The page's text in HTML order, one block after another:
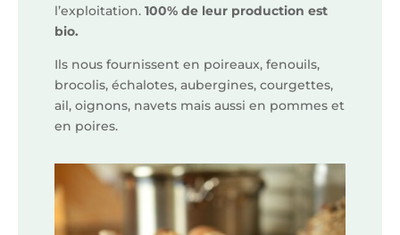
l’exploitation. 100% de leur production est
bio.
Ils nous fournissent en poireaux, fenouils,
brocolis, échalotes, aubergines, courgettes,
ail, oignons, navets mais aussi en pommes et
en poires.